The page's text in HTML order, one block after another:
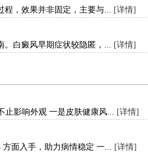
程，效果并非固定，主要与... [详情]
。白癜风早期症状较隐匿，... [详情]
止影响外观 一是皮肤健康风... [详情]
面入手，助力病情稳定 一... [详情]